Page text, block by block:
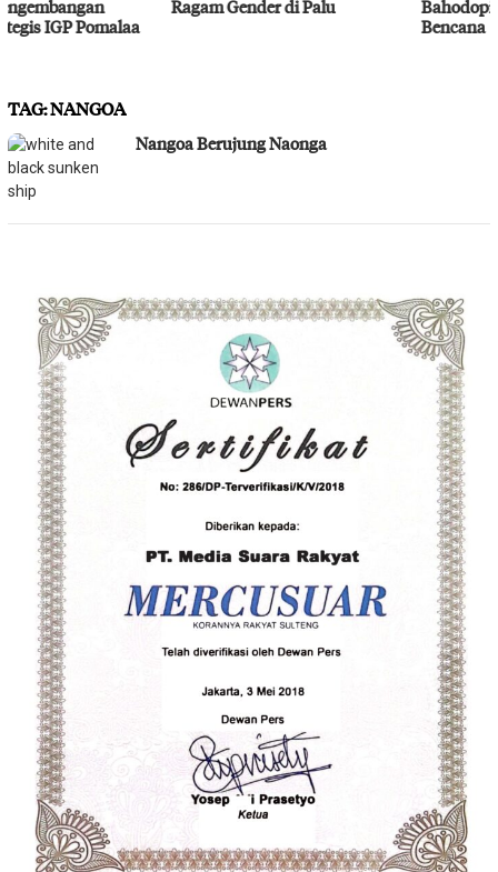
Ragam Gender di Palu
Bahodopi Hadapi Potensi
TAG:NANGOA
Nangoa Berujung Naonga